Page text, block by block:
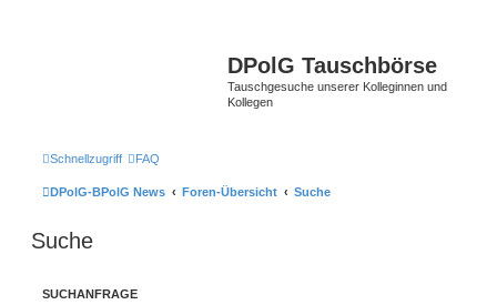
DPolG Tauschbörse
Tauschgesuche unserer Kolleginnen und
Kollegen
Schnellzugriff FAQ
DPolG-BPolG News Foren-Übersicht Suche
Suche
SUCHANFRAGE